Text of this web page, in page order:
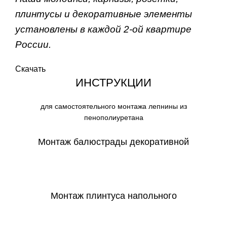
плинтусы и декоративные элементы
установлены в каждой 2-ой квартире
России.
Скачать
ИНСТРУКЦИИ
для самостоятельного монтажа лепнины из
пенополиуретана
Монтаж балюстрады декоративной
Монтаж плинтуса напольного